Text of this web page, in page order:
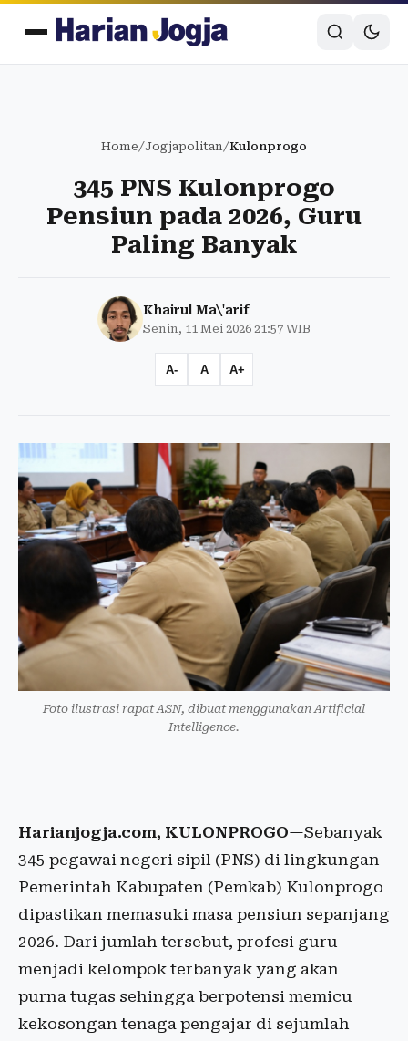
Home/Jogjapolitan/Kulonprogo
345 PNS Kulonprogo
Pensiun pada 2026, Guru
Paling Banyak
Khairul Ma\'arif
Senin, 11 Mei 2026 21:57 WIB
A- A A+
Foto ilustrasi rapat ASN, dibuat menggunakan Artificial
Intelligence.
Harianjogja.com, KULONPROGO—Sebanyak
345 pegawai negeri sipil (PNS) di lingkungan
Pemerintah Kabupaten (Pemkab) Kulonprogo
dipastikan memasuki masa pensiun sepanjang
2026. Dari jumlah tersebut, profesi guru
menjadi kelompok terbanyak yang akan
purna tugas sehingga berpotensi memicu
kekosongan tenaga pengajar di sejumlah